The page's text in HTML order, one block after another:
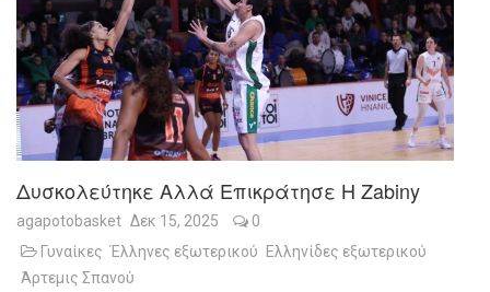
Δυσκολεύτηκε Αλλά Επικράτησε Η Zabiny
agapotobasket Δεκ 15, 2025
0
Γυναίκες Έλληνες εξωτερικού
Ελληνίδες εξωτερικού
Άρτεμις Σπανού